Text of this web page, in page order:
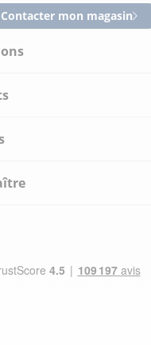
Contacter mon magasin